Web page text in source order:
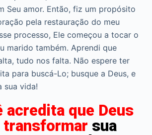
Seu amor. Então, fiz um propósito
pela restauração do meu
processo, Ele começou a tocar o
marido também. Aprendi que
tudo nos falta. Não espere ter
para buscá-Lo; busque a Deus, e
sua vida!
acredita que Deus
transformar sua